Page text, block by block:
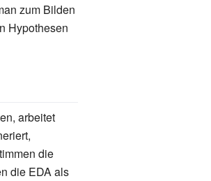
zum Bilden
Hypothesen
arbeitet
die
die EDA als